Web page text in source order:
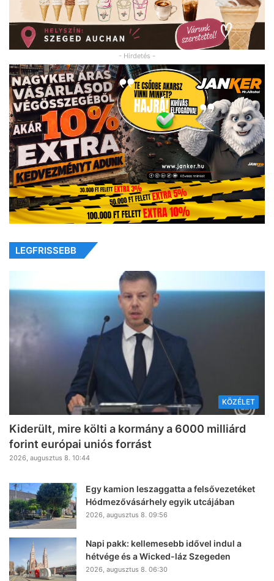
- Hirdetés -
LEGFRISSEBB
KÖZÉLET
Kiderült, mire költi a kormány a 6000 milliárd
forint európai uniós forrást
2026, augusztus 8. 10:44
Egy kamion leszaggatta a felsővezetéket
Hódmezővásárhely egyik utcájában
2026, augusztus 8. 09:56
Napi pakk: kellemesebb idővel indul a
hétvége és a Wicked-láz Szegeden
2026, augusztus 8. 06:30